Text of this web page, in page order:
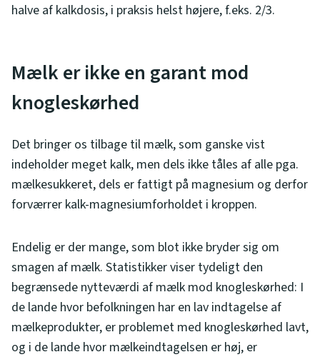
halve af kalkdosis, i praksis helst højere, f.eks. 2/3.
Mælk er ikke en garant mod
knogleskørhed
Det bringer os tilbage til mælk, som ganske vist
indeholder meget kalk, men dels ikke tåles af alle pga.
mælkesukkeret, dels er fattigt på magnesium og derfor
forværrer kalk-magnesiumforholdet i kroppen.
Endelig er der mange, som blot ikke bryder sig om
smagen af mælk. Statistikker viser tydeligt den
begrænsede nytteværdi af mælk mod knogleskørhed: I
de lande hvor befolkningen har en lav indtagelse af
mælkeprodukter, er problemet med knogleskørhed lavt,
og i de lande hvor mælkeindtagelsen er høj, er